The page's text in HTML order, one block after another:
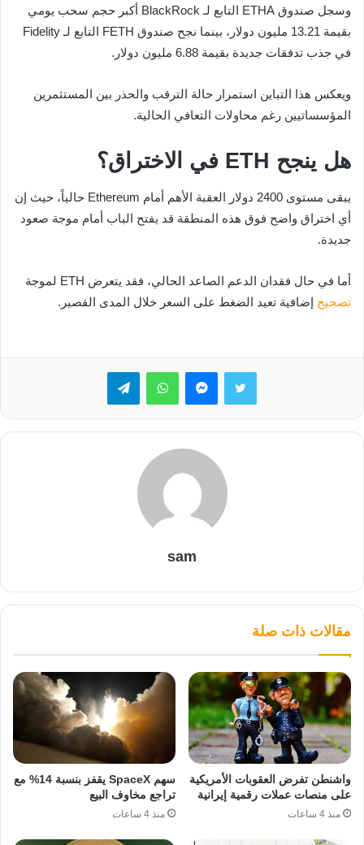
وسجل صندوق ETHA التابع لـ BlackRock أكبر حجم سحب يومي
بقيمة 13.21 مليون دولار، بينما نجح صندوق FETH التابع لـ Fidelity
في جذب تدفقات جديدة بقيمة 6.88 مليون دولار.
ويعكس هذا التباين استمرار حالة الترقب والحذر بين المستثمرين
المؤسساتيين رغم محاولات التعافي الحالية.
هل ينجح ETH في الاختراق؟
يبقى مستوى 2400 دولار العقبة الأهم أمام Ethereum حالياً، حيث إن
أي اختراق واضح فوق هذه المنطقة قد يفتح الباب أمام موجة صعود
جديدة.
أما في حال فقدان الدعم الصاعد الحالي، فقد يتعرض ETH لموجة
تصحيح إضافية تعيد الضغط على السعر خلال المدى القصير.
تويتر ماسنجرواتساب تيلقرام
sam
مقالات ذات صلة
واشنطن تفرض العقوبات الأمريكية
على منصات عملات رقمية إيرانية
منذ 4 ساعات
سهم SpaceX يقفز بنسبة 14% مع
تراجع مخاوف البيع
منذ 4 ساعات